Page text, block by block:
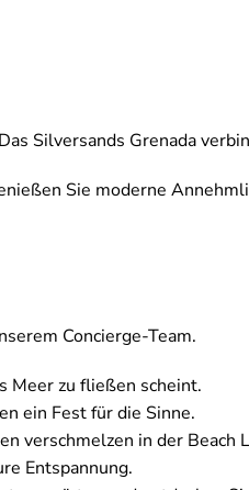
Silversands Grenada
Sie moderne
Concierge-Team.
Meer zu fließen scheint.
ein Fest für die Sinne.
verschmelzen in der Beach
Entspannung.